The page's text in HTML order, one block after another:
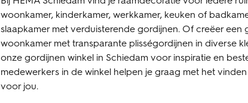
woonkamer, kinderkamer, werkkamer, keuken of
slaapkamer met verduisterende gordijnen. Of creëer een
woonkamer met transparante plisségordijnen in diverse
onze gordijnen winkel in Schiedam voor inspiratie en
medewerkers in de winkel helpen je graag met het
voor jou.